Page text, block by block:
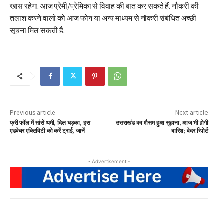
खास रहेगा. आज प्रेमी/प्रेमिका से विवाह की बात कर सकते हैं. नौकरी की
तलाश करने वालों को आज फोन या अन्य माध्यम से नौकरी संबंधित अच्छी
सूचना मिल सकती है.
Previous article
फ्री फॉल में सांसें थमीं, दिल धड़का, इस
एडवेंचर एक्टिविटी को करें ट्राई, जानें
Next article
उत्तराखंड का मौसम हुआ सुहाना, आज भी होगी
बारिश; वेदर रिपोर्ट
- Advertisement -